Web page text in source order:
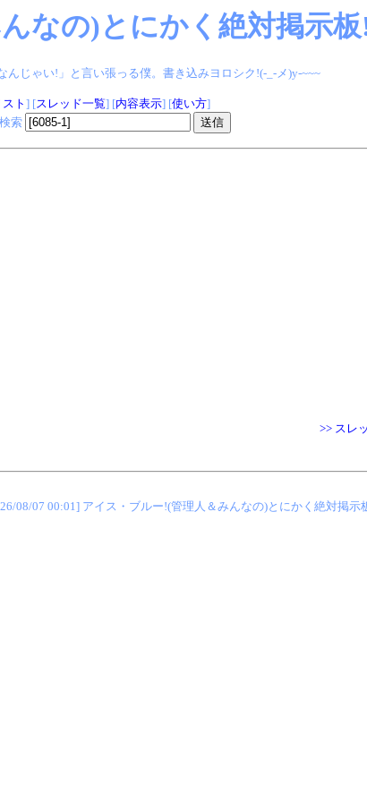
なの)とにかく絶対掲示
じゃい!」と言い張っる僕。書き込みヨロシク!(-_-メ)y-~~~
ト] [スレッド一覧] [内容表示] [使い方]
索
>> スレ
08/07 00:01] アイス・ブルー!(管理人＆みんなの)とにかく絶対掲示